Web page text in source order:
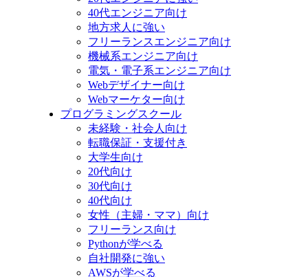
40代エンジニア向け
地方求人に強い
フリーランスエンジニア向け
機械系エンジニア向け
電気・電子系エンジニア向け
Webデザイナー向け
Webマーケター向け
プログラミングスクール
未経験・社会人向け
転職保証・支援付き
大学生向け
20代向け
30代向け
40代向け
女性（主婦・ママ）向け
フリーランス向け
Pythonが学べる
自社開発に強い
AWSが学べる